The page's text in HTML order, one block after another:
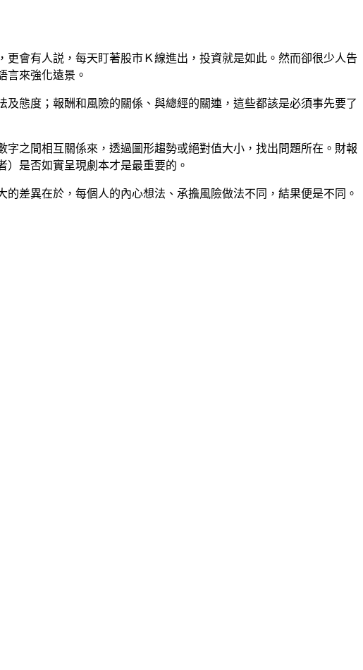
， 更會有人説 ，每天盯著股市Ｋ線進出， 投資就是如此。然而卻很少人告
言來強化遠景。
及態度；報酬和風險的關係、 與總經的關連，這些都該是必須事先要了
字之間相互關係來， 透過 圖形趨勢或絕對值大小，找出問題所在。財報
是否如實呈現劇本才是最重要的。
差異在於，每個人的內心想法、承擔風險做法不同，結果便是不同。